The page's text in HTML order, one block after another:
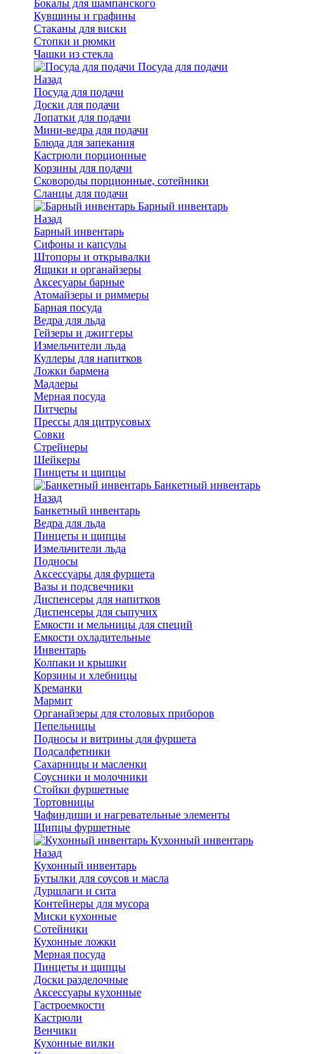
Бокалы для шампанского
Кувшины и графины
Стаканы для виски
Стопки и рюмки
Чашки из стекла
Посуда для подачи
Назад
Посуда для подачи
Доски для подачи
Лопатки для подачи
Мини-ведра для подачи
Блюда для запекания
Кастрюли порционные
Корзины для подачи
Сковороды порционные, сотейники
Сланцы для подачи
Барный инвентарь
Назад
Барный инвентарь
Сифоны и капсулы
Штопоры и открывалки
Ящики и органайзеры
Аксесуары барные
Атомайзеры и риммеры
Барная посуда
Ведра для льда
Гейзеры и джиггеры
Измельчители льда
Куллеры для напитков
Ложки бармена
Мадлеры
Мерная посуда
Питчеры
Прессы для цитрусовых
Совки
Стрейнеры
Шейкеры
Пинцеты и щипцы
Банкетный инвентарь
Назад
Банкетный инвентарь
Ведра для льда
Пинцеты и щипцы
Измельчители льда
Подносы
Аксессуары для фуршета
Вазы и подсвечники
Диспенсеры для напитков
Диспенсеры для сыпучих
Емкости и мельницы для специй
Емкости охладительные
Инвентарь
Колпаки и крышки
Корзины и хлебницы
Креманки
Мармит
Органайзеры для столовых приборов
Пепельницы
Подносы и витрины для фуршета
Подсалфетники
Сахарницы и масленки
Соусники и молочники
Стойки фуршетные
Тортовницы
Чафиндиши и нагревательные элементы
Щипцы фуршетные
Кухонный инвентарь
Назад
Кухонный инвентарь
Бутылки для соусов и масла
Дуршлаги и сита
Контейнеры для мусора
Миски кухонные
Сотейники
Кухонные ложки
Мерная посуда
Пинцеты и щипцы
Доски разделочные
Аксессуары кухонные
Гастроемкости
Кастрюли
Венчики
Кухонные вилки